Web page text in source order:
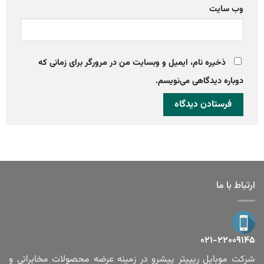
وب‌ سایت
ذخیره نام، ایمیل و وبسایت من در مرورگر برای زمانی که
دوباره دیدگاهی می‌نویسم.
ارتباط با ما
۰۲۱-۲۲۰۰۹۱۴۵
شرکت موبایل ریپیتر پیشرو در زمینه عرضه محصولات مخابراتی و